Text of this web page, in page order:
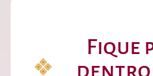
Fique
dentro